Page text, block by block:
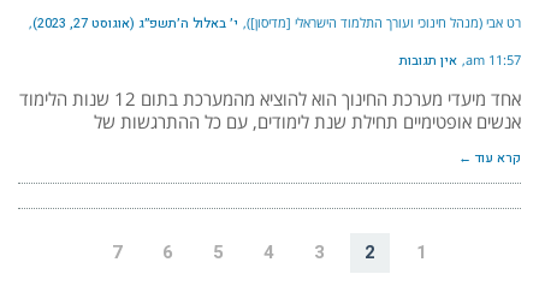
רט אבי (מנהל חינוכי ועורך התלמוד הישראלי [מדיסון]) י׳ באלול ה׳תשפ״ג (אוגוסט 27, 2023)
11:57 am אין תגובות
אחד מיעדי מערכת החינוך הוא להוציא מהמערכת בתום 12 שנות הלימוד
אנשים אופטימיים תחילת שנת לימודים, עם כל ההתרגשות של
קרא עוד ←
1
2
3
4
5
6
7